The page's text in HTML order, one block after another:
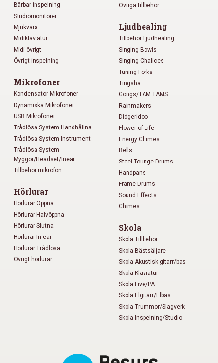
Bärbar inspelning
Studiomonitorer
Mjukvara
Midiklaviatur
Midi övrigt
Övrigt inspelning
Mikrofoner
Kondensator Mikrofoner
Dynamiska Mikrofoner
USB Mikrofoner
Trådlösa System Handhållna
Trådlösa System Instrument
Trådlösa System
Myggor/Headset/Inear
Tillbehör mikrofon
Hörlurar
Hörlurar Öppna
Hörlurar Halvöppna
Hörlurar Slutna
Hörlurar In-ear
Hörlurar Trådlösa
Övrigt hörlurar
Övriga tillbehör
Ljudhealing
Tillbehör Ljudhealing
Singing Bowls
Singing Chalices
Tuning Forks
Tingsha
Gongs/TAM TAMS
Rainmakers
Didgeridoo
Flower of Life
Energy Chimes
Bells
Steel Tounge Drums
Handpans
Frame Drums
Sound Effects
Chimes
Skola
Skola Tillbehör
Skola Bästsäljare
Skola Akustisk gitarr/bas
Skola Klaviatur
Skola Live/PA
Skola Elgitarr/Elbas
Skola Trummor/Slagverk
Skola Inspelning/Studio